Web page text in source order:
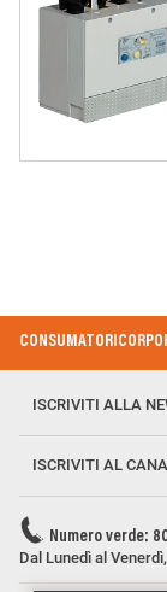
Footer Menu
CONSUMATORI
ISCRIVITI ALLA
ISCRIVITI AL
Numero verde:
Dal Lunedì al